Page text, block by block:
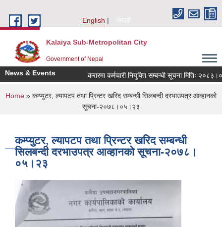
English
नेपाली
Kalaiya Sub-Metropolitan City
Government of Nepal
News & Events करारमा कर्मचारी नियुक्ति सम्बन्धी सूचना मितिः
You are here
Home » कम्प्युटर, ल्यापटप तथा प्रिन्टर खरिद सम्बन्धी सिलबन्दी दरभाउपत्र आव्हानको
सूचना-२०७८।०५।२३
कम्प्युटर, ल्यापटप तथा प्रिन्टर खरिद सम्बन्धी
सिलबन्दी दरभाउपत्र आव्हानको सूचना-२०७८।
०५।२३